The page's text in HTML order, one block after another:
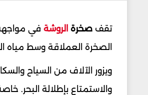
تقف صخرة الروشة في
الصخرة العملاقة وسط مياه
ويزور الآلاف من السياح
والاستمتاع بإطلالة البحر.